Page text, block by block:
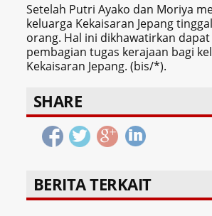
Setelah Putri Ayako dan Moriya
keluarga Kekaisaran Jepang
orang. Hal ini dikhawatirkan
pembagian tugas kerajaan bagi
Kekaisaran Jepang. (bis/*).
SHARE
BERITA TERKAIT